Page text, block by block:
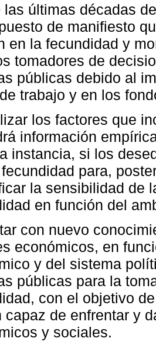
las últimas décadas
de manifiesto
en la fecundidad y
tomadores de
públicas debido al
trabajo y en los
los factores que
información
instancia, si los
para,
la sensibilidad de
en función del
con nuevo
económicos, en
y del sistema
públicas para la
con el objetivo
capaz de enfrentar y
y sociales.